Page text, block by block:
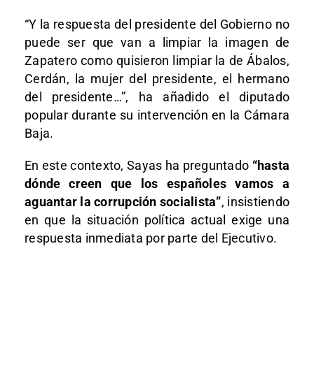
“Y la respuesta del presidente del Gobierno no
puede ser que van a limpiar la imagen de
Zapatero como quisieron limpiar la de Ábalos,
Cerdán, la mujer del presidente, el hermano
del presidente…”, ha añadido el diputado
popular durante su intervención en la Cámara
Baja.
En este contexto, Sayas ha preguntado “hasta
dónde creen que los españoles vamos a
aguantar la corrupción socialista”, insistiendo
en que la situación política actual exige una
respuesta inmediata por parte del Ejecutivo.